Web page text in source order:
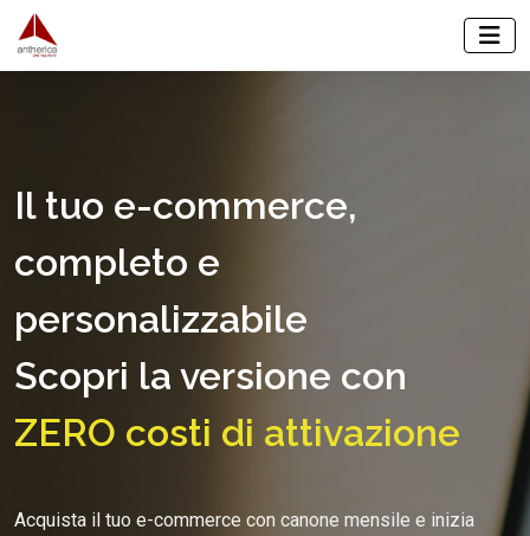
Il tuo e-commerce,
completo e
personalizzabile
Scopri la versione con
ZERO costi di attivazione
Acquista il tuo e-commerce con canone mensile e inizia